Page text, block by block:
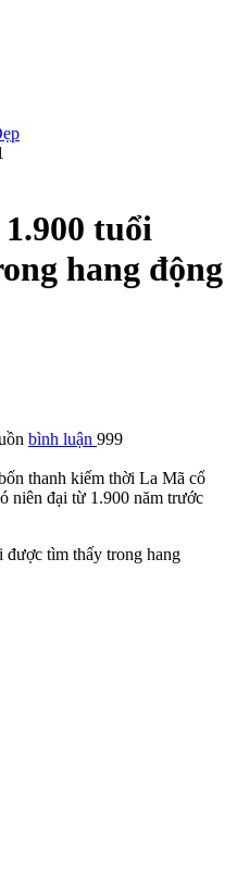
tuổi
hang động
bình luận 999
thanh kiếm thời La Mã cổ
niên đại từ 1.900 năm trước